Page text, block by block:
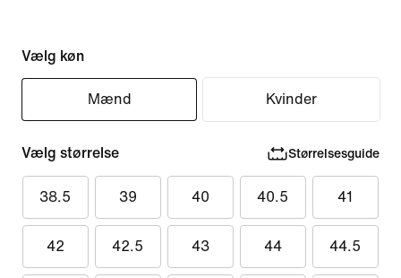
Vælg køn
Mænd Kvinder
Vælg størrelse Størrelsesguide
38.5 39 40 40.5 41
42 42.5 43 44 44.5